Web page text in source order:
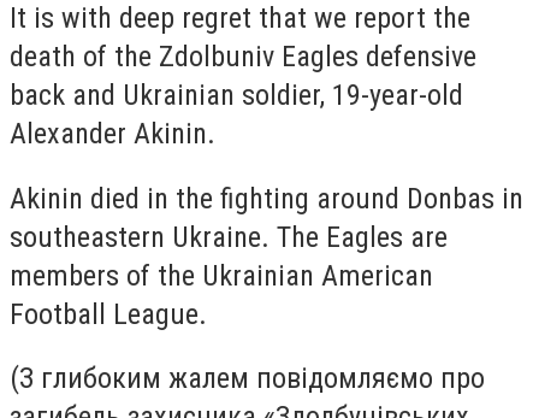
It is with deep regret that we report the
death of the Zdolbuniv Eagles defensive
back and Ukrainian soldier, 19-year-old
Alexander Akinin.
Akinin died in the fighting around Donbas in
southeastern Ukraine. The Eagles are
members of the Ukrainian American
Football League.
(З глибоким жалем повідомляємо про